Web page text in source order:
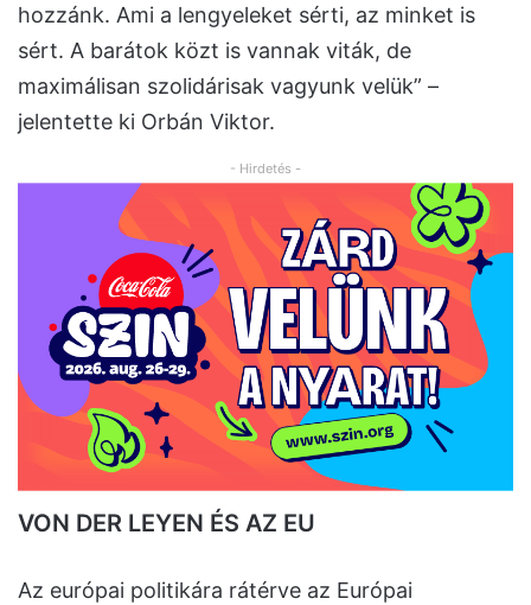
hozzánk. Ami a lengyeleket sérti, az minket is
sért. A barátok közt is vannak viták, de
maximálisan szolidárisak vagyunk velük” –
jelentette ki Orbán Viktor.
- Hirdetés -
VON DER LEYEN ÉS AZ EU
Az európai politikára rátérve az Európai